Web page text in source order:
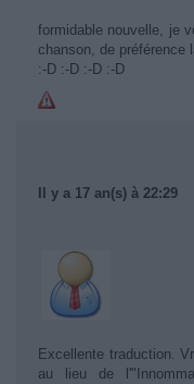
formidable nouvelle, je
chanson, de préférence
:-D :-D :-D :-D
Il y a 17 an(s) à 22:29
Excellente traduction.
au lieu de